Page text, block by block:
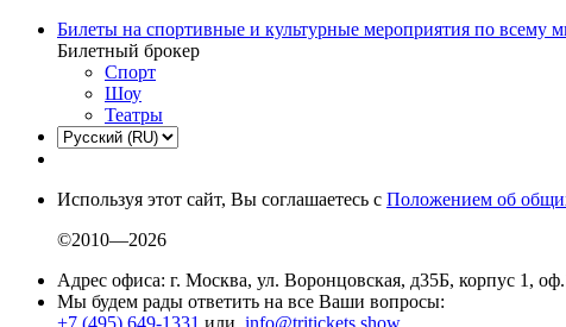
Билеты на спортивные и культурные мероприятия по всему
Билетный брокер
Спорт
Шоу
Театры
Используя этот сайт, Вы соглашаетесь с Положением об
©2010—2026
Адрес офиса: г. Москва, ул. Воронцовская, д35Б, корпус 1,
Мы будем рады ответить на все Ваши вопросы:
+7 (495) 649-1331 или info@tritickets.show